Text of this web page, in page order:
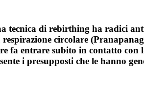
tecnica di rebirthing ha radici
circolare
fa entrare subito in contatto
i presupposti che le hanno